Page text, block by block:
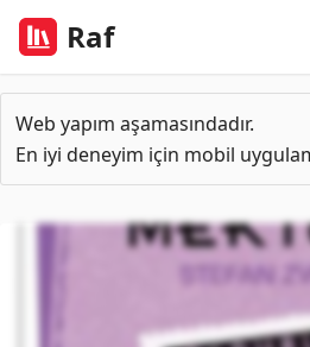
Raf
Web yapım aşamasındadır.
En iyi deneyim için mobil